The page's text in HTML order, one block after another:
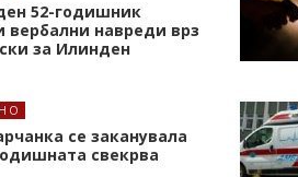
52-годишник
вербални навреди врз
за Илинден
се заканувала
свекрва